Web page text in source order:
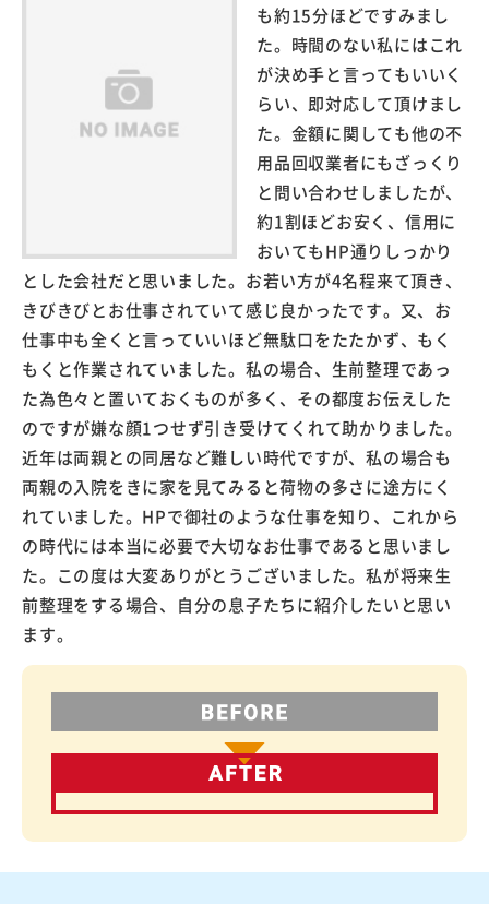
も約15分ほどですみまし
た。時間のない私にはこれ
が決め手と言ってもいいく
らい、即対応して頂けまし
た。金額に関しても他の不
用品回収業者にもざっくり
と問い合わせしましたが、
約1割ほどお安く、信用に
おいてもHP通りしっかり
とした会社だと思いました。お若い方が4名程来て頂き、
きびきびとお仕事されていて感じ良かったです。又、お
仕事中も全くと言っていいほど無駄口をたたかず、もく
もくと作業されていました。私の場合、生前整理であっ
た為色々と置いておくものが多く、その都度お伝えした
のですが嫌な顔1つせず引き受けてくれて助かりました。
近年は両親との同居など難しい時代ですが、私の場合も
両親の入院をきに家を見てみると荷物の多さに途方にく
れていました。HPで御社のような仕事を知り、これから
の時代には本当に必要で大切なお仕事であると思いまし
た。この度は大変ありがとうございました。私が将来生
前整理をする場合、自分の息子たちに紹介したいと思い
ます。